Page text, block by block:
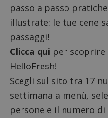
passo a passo
illustrate: le tue cene
passaggi!
Clicca qui per scoprire
HelloFresh!
Scegli sul sito tra 17
settimana a menù,
persone e il numero di